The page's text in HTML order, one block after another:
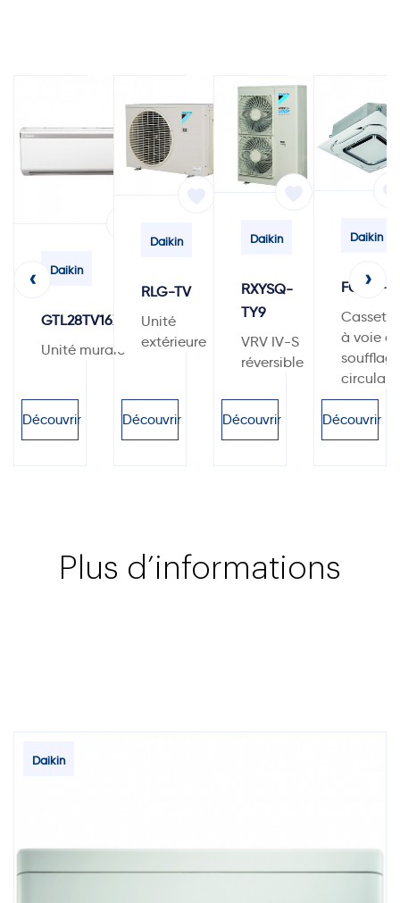
Daikin
GTL28TV16X2Z
Unité murale
Découvrir
Daikin
RLG-TV
Unité
extérieure
Découvrir
Daikin
RXYSQ-
TY9
VRV IV-S
réversible
Découvrir
Daikin
FCAG-B
Cassette
à voie
Découvrir
‹ ›
Plus d’informations
Daikin